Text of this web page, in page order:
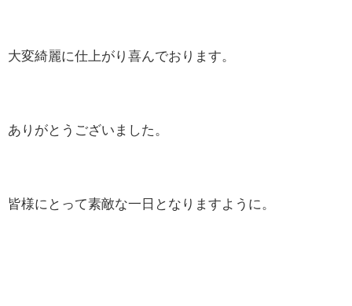
大変綺麗に仕上がり喜んでおります。
ありがとうございました。
皆様にとって素敵な一日となりますように。